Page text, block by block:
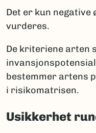
Det er kun
vurderes.
De kriteriene arten
bestemmer artens
i risikomatrisen.
Usikkerhet